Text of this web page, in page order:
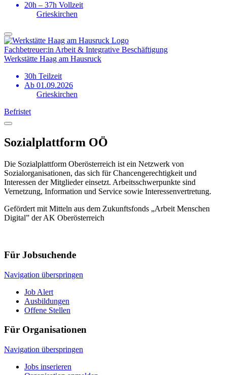
20h – 37h Vollzeit
Grieskirchen
Fachbetreuer:in Arbeit & Integrative Beschäftigung
Werkstätte Haag am Hausruck
30h Teilzeit
Ab 01.09.2026
Grieskirchen
Befristet
Sozialplattform OÖ
Die Sozialplattform Oberösterreich ist ein Netzwerk von
Sozialorganisationen, das sich für Chancengerechtigkeit und
Interessen der Mitglieder einsetzt. Arbeitsschwerpunkte sind
Vernetzung, Information und Service sowie Interessenvertretung.
Gefördert mit Mitteln aus dem Zukunftsfonds „Arbeit Menschen
Digital” der AK Oberösterreich
Für Jobsuchende
Navigation überspringen
Job Alert
Ausbildungen
Offene Stellen
Für Organisationen
Navigation überspringen
Jobs inserieren